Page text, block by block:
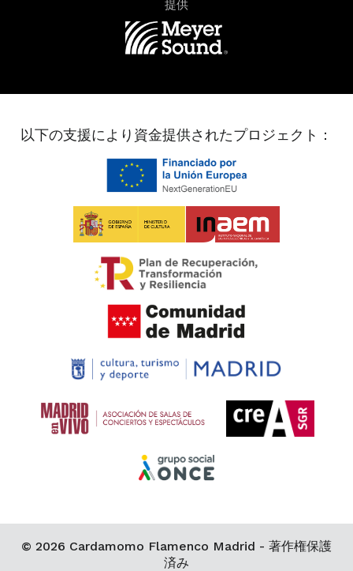
提供
以下の支援により資金提供されたプロジェクト：
© 2026 Cardamomo Flamenco Madrid - 著作権保護
済み